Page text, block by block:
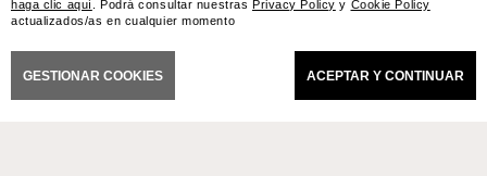
Diseñadores historia del diseño industrial italiano
haga clic aquí . Podrá consultar nuestras Privacy Policy y Cookie Policy
actualizados/as en cualquier momento
GESTIONAR COOKIES ACEPTAR Y CONTINUAR